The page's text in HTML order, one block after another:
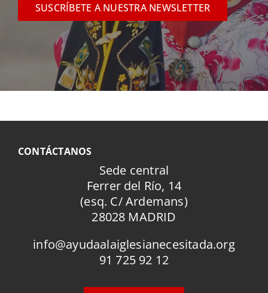
SUSCRÍBETE A NUESTRA NEWSLETTER
CONTÁCTANOS
Sede central
Ferrer del Río, 14
(esq. C/ Ardemans)
28028 MADRID
info@ayudaalaiglesianecesitada.org
91 725 92 12